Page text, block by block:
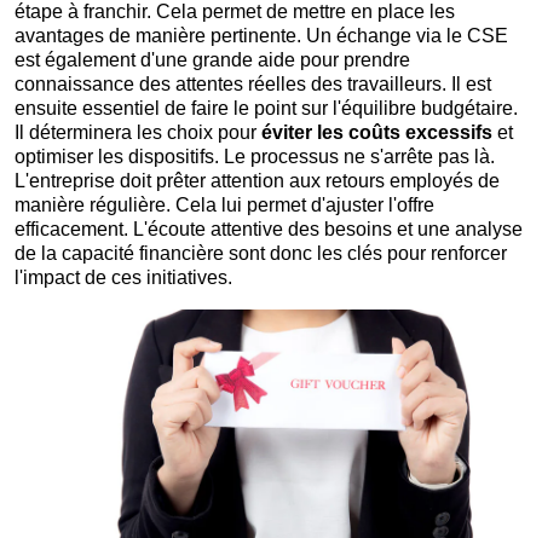
étape à franchir. Cela permet de mettre en place les
avantages de manière pertinente. Un échange via le CSE
est également d'une grande aide pour prendre
connaissance des attentes réelles des travailleurs. Il est
ensuite essentiel de faire le point sur l'équilibre budgétaire.
Il déterminera les choix pour éviter les coûts excessifs et
optimiser les dispositifs. Le processus ne s'arrête pas là.
L'entreprise doit prêter attention aux retours employés de
manière régulière. Cela lui permet d'ajuster l'offre
efficacement. L'écoute attentive des besoins et une analyse
de la capacité financière sont donc les clés pour renforcer
l'impact de ces initiatives.